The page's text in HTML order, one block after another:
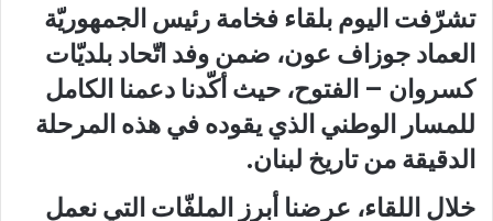
تشرّفت اليوم بلقاء فخامة رئيس الجمهوريّة
العماد جوزاف عون، ضمن وفد اتّحاد بلديّات
كسروان – الفتوح، حيث أكّدنا دعمنا الكامل
للمسار الوطني الذي يقوده في هذه المرحلة
الدقيقة من تاريخ لبنان.
خلال اللقاء، عرضنا أبرز الملفّات التي نعمل